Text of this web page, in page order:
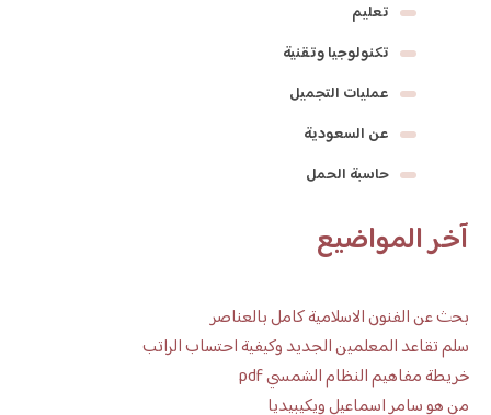
تعليم
تكنولوجيا وتقنية
عمليات التجميل
عن السعودية
حاسبة الحمل
آخر المواضيع
بحث عن الفنون الاسلامية كامل بالعناصر
سلم تقاعد المعلمين الجديد وكيفية احتساب الراتب
خريطة مفاهيم النظام الشمسي pdf
من هو سامر اسماعيل ويكيبيديا